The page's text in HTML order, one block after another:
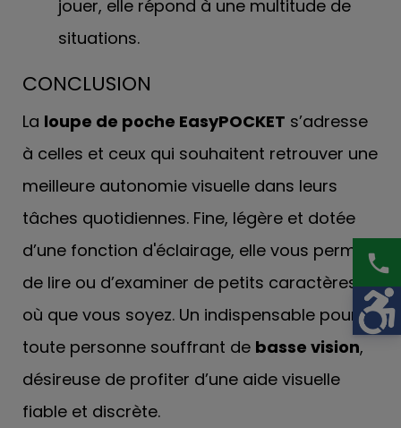
jouer, elle répond à une multitude de
situations.
CONCLUSION
La loupe de poche EasyPOCKET s’adresse
à celles et ceux qui souhaitent retrouver une
meilleure autonomie visuelle dans leurs
tâches quotidiennes. Fine, légère et dotée
d’une fonction d'éclairage, elle vous permet
de lire ou d’examiner de petits caractères
où que vous soyez. Un indispensable pour
toute personne souffrant de basse vision,
désireuse de profiter d’une aide visuelle
fiable et discrète.
phone